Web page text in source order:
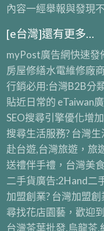
內容一經舉報與發現
[e台灣]還有更多…
myPost廣告網快速發
房屋修繕水電維修廠
行銷必用:台灣B2B分
貼近日常的 eTaiwan
SEO搜尋引擎優化增
搜尋生活服務? 台灣生
赴台遊,台灣旅遊，旅
送禮伴手禮，台灣美食
二手貨廣告:2Hand二
加盟創業? 台灣加盟創
尋找花店園藝，歡迎到
台灣茶葉批發,烏龍茶,